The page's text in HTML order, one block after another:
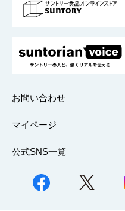
採用情報
お問い合わせ
マイページ
公式SNS一覧